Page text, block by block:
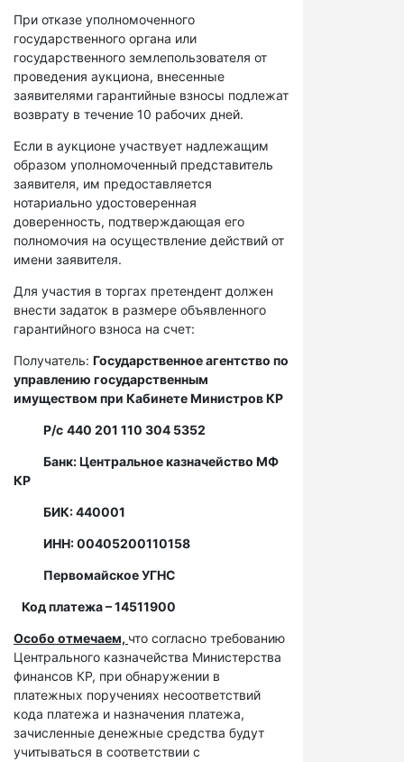
При отказе уполномоченного
государственного органа или
государственного землепользователя от
проведения аукциона, внесенные
заявителями гарантийные взносы подлежат
возврату в течение 10 рабочих дней.
Если в аукционе участвует надлежащим
образом уполномоченный представитель
заявителя, им предоставляется
нотариально удостоверенная
доверенность, подтверждающая его
полномочия на осуществление действий от
имени заявителя.
Для участия в торгах претендент должен
внести задаток в размере объявленного
гарантийного взноса на счет:
Получатель: Государственное агентство по
управлению государственным
имуществом при Кабинете Министров КР
Р/с 440 201 110 304 5352
Банк: Центральное казначейство МФ
КР
БИК: 440001
ИНН: 00405200110158
Первомайское УГНС
Код платежа – 14511900
Особо отмечаем, что согласно требованию
Центрального казначейства Министерства
финансов КР, при обнаружении в
платежных поручениях несоответствий
кода платежа и назначения платежа,
зачисленные денежные средства будут
учитываться в соответствии с